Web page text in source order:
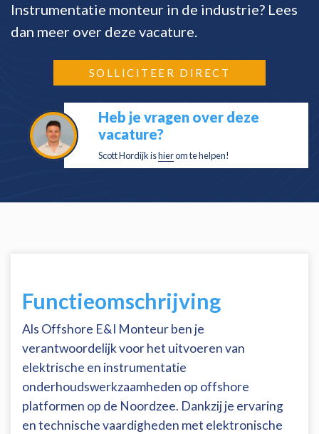
Instrumentatie monteur in de industrie? Lees
dan meer over deze vacature.
SOLLICITEER DIRECT
Heb je vragen over deze
vacature?
Scott Hordijk ishierom te helpen!
Functieomschrijving
Als Offshore E&I Monteur ben je
verantwoordelijk voor het uitvoeren van
elektrische en instrumentatie
onderhoudswerkzaamheden op offshore
platformen op de Noordzee. Dankzij je ervaring
en technische vaardigheden met elektronische